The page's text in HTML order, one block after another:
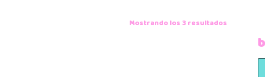
Mostrando los 3 resultados